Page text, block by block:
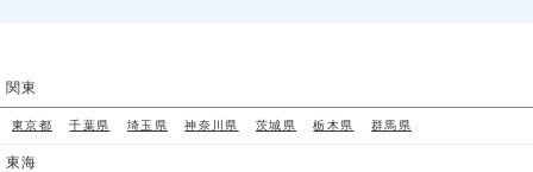
関東
東京都 千葉県 埼玉県 神奈川県 茨城県 栃木県 群馬県
東海